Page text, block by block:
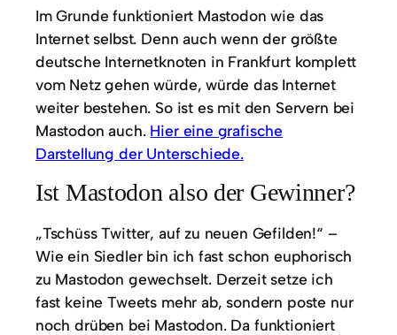
Im Grunde funktioniert Mastodon wie das
Internet selbst. Denn auch wenn der größte
deutsche Internetknoten in Frankfurt komplett
vom Netz gehen würde, würde das Internet
weiter bestehen. So ist es mit den Servern bei
Mastodon auch. Hier eine grafische
Darstellung der Unterschiede.
Ist Mastodon also der Gewinner?
„Tschüss Twitter, auf zu neuen Gefilden!“ –
Wie ein Siedler bin ich fast schon euphorisch
zu Mastodon gewechselt. Derzeit setze ich
fast keine Tweets mehr ab, sondern poste nur
noch drüben bei Mastodon. Da funktioniert